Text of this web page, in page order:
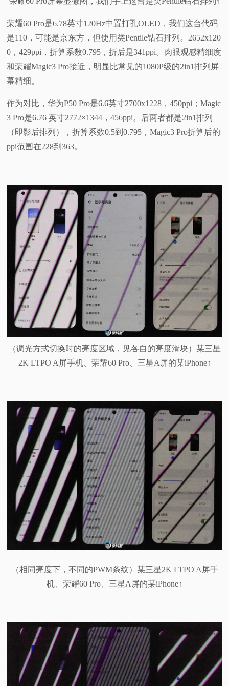
荣耀60 Pro是6.78英寸120Hz中置打孔OLED，我们这台代码
是110，可能是京东方，但使用类Pentile钻石排列。2652x120
0，429ppi，折算系数0.795，折后是341ppi。肉眼观感精细度
和荣耀Magic3 Pro接近，明显比常见的1080P级的2in1排列屏
幕精细。
作为对比，华为P50 Pro是6.6英寸2700x1228，450ppi；Magic
3 Pro是6.76 英寸2772×1344，456ppi。后两者都是2in1排列
（即影后排列），折算系数0.5到0.795，Magic3 Pro折算后的
ppi范围在228到363。
（调光方式切换时的亮度区域，见各自的亮度滑块）某三星
2K LTPO A屏手机、荣耀60 Pro、三星A屏的某iPhone↑
（相同亮度下，不同的PWM条纹）某三星2K LTPO A屏手
机、荣耀60 Pro、三星A屏的某iPhone↑